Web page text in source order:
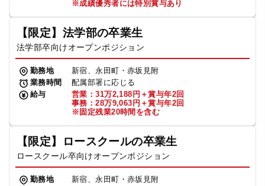
※成績優秀者には特別賞与あり
【限定】法学部の卒業生
法学部卒向けオープンポジション
勤務地
新宿、永田町・赤坂見附
業務時間
配属部署に応じる
給与
営業：31万2,188円＋賞与年2回
事務：28万9,063円＋賞与年2回
※固定残業20時間を含む
【限定】ロースクールの卒業生
ロースクール卒向けオープンポジション
勤務地
新宿、永田町・赤坂見附